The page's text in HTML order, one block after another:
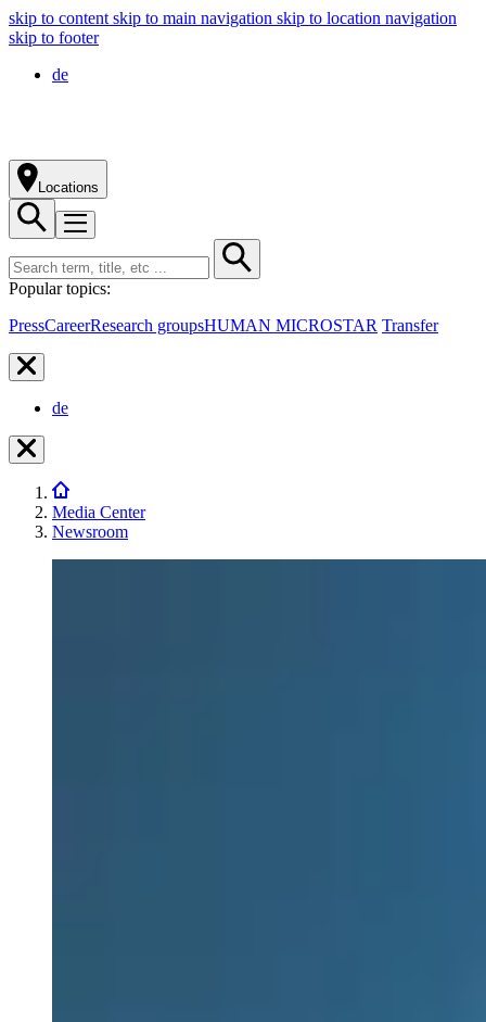
skip to content skip to main navigation skip to location navigation
skip to footer
de
Locations
Popular topics:
PressCareerResearch groupsHUMAN MICROSTAR Transfer
de
Media Center
Newsroom